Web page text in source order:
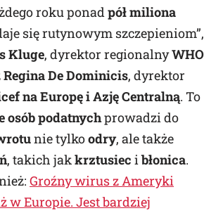
roku ponadpół miliona
się rutynowym szczepieniom”,
Kluge, dyrektor regionalnyWHO
Regina De Dominicis, dyrektor
na Europę i Azję Centralną. To
osób podatnychprowadzi do
nie tylkoodry, ale także
, takich jakkrztusiec ibłonica.
Groźny wirus z Ameryki
w Europie. Jest bardziej